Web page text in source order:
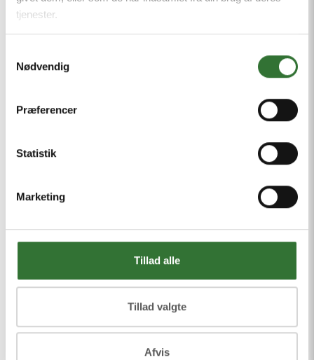
tjenester.
Nødvendig
Præferencer
Statistik
Marketing
Tillad alle
Tillad valgte
Afvis